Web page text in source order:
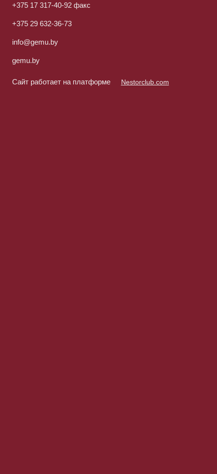
+375 17 317-40-92 факс
+375 29 632-36-73
info@gemu.by
gemu.by
Сайт работает на платформе Nestorclub.com